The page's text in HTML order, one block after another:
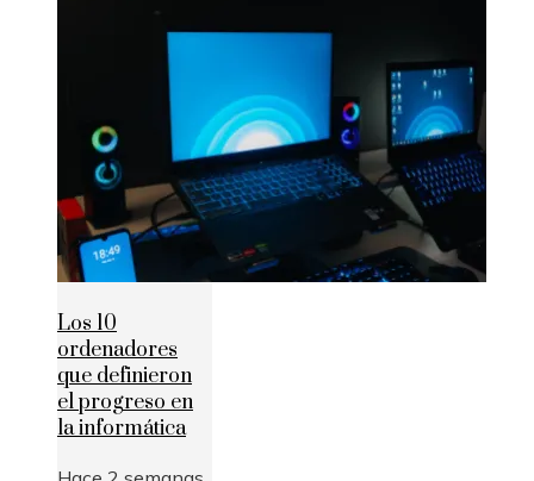
Los 10
ordenadores
que definieron
el progreso en
la informática